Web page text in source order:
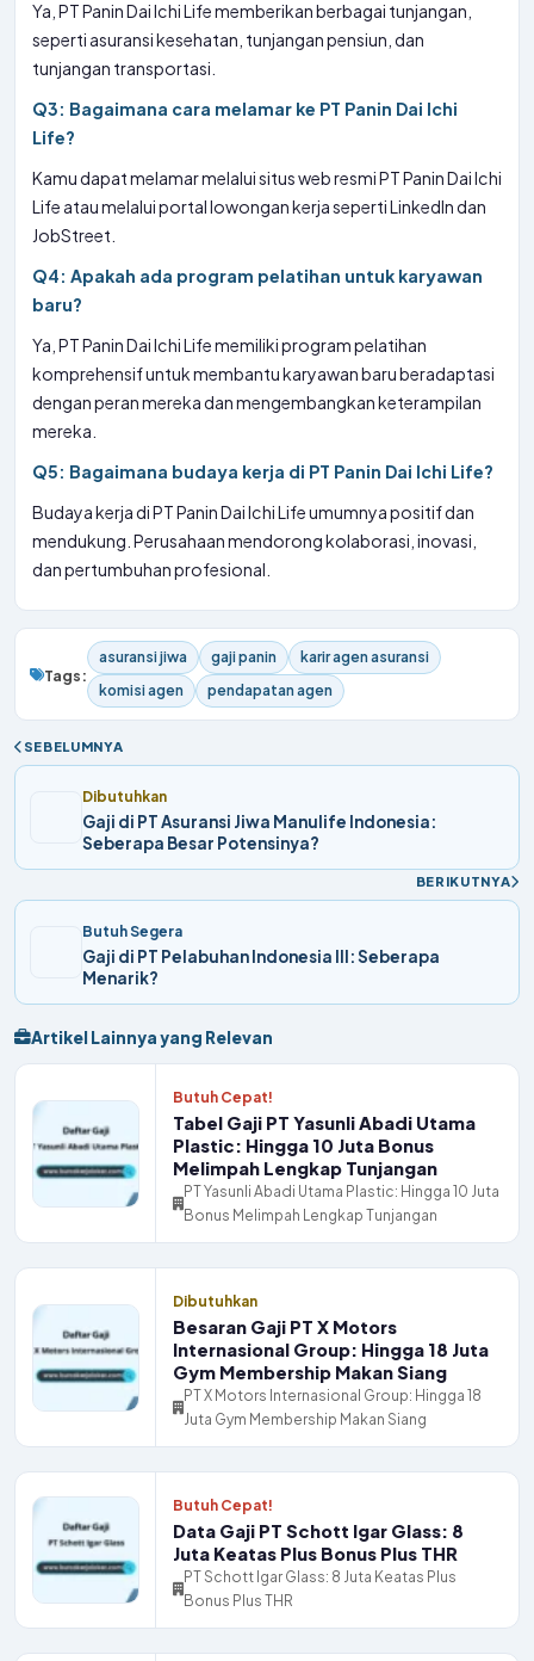
Ya, PT Panin Dai Ichi Life memberikan berbagai tunjangan,
seperti asuransi kesehatan, tunjangan pensiun, dan
tunjangan transportasi.
Q3: Bagaimana cara melamar ke PT Panin Dai Ichi
Life?
Kamu dapat melamar melalui situs web resmi PT Panin Dai Ichi
Life atau melalui portal lowongan kerja seperti LinkedIn dan
JobStreet.
Q4: Apakah ada program pelatihan untuk karyawan
baru?
Ya, PT Panin Dai Ichi Life memiliki program pelatihan
komprehensif untuk membantu karyawan baru beradaptasi
dengan peran mereka dan mengembangkan keterampilan
mereka.
Q5: Bagaimana budaya kerja di PT Panin Dai Ichi Life?
Budaya kerja di PT Panin Dai Ichi Life umumnya positif dan
mendukung. Perusahaan mendorong kolaborasi, inovasi,
dan pertumbuhan profesional.
Tags:
asuransi jiwa gaji panin
karir agen asuransi
komisi agen
pendapatan agen
SEBELUMNYA
Dibutuhkan
Gaji di PT Asuransi Jiwa Manulife Indonesia:
Seberapa Besar Potensinya?
BERIKUTNYA
Butuh Segera
Gaji di PT Pelabuhan Indonesia III: Seberapa
Menarik?
Artikel Lainnya yang Relevan
Butuh Cepat!
Tabel Gaji PT Yasunli Abadi Utama
Plastic: Hingga 10 Juta Bonus
Melimpah Lengkap Tunjangan
PT Yasunli Abadi Utama Plastic: Hingga 10 Juta
Bonus Melimpah Lengkap Tunjangan
Dibutuhkan
Besaran Gaji PT X Motors
Internasional Group: Hingga 18 Juta
Gym Membership Makan Siang
PT X Motors Internasional Group: Hingga 18
Juta Gym Membership Makan Siang
Butuh Cepat!
Data Gaji PT Schott Igar Glass: 8
Juta Keatas Plus Bonus Plus THR
PT Schott Igar Glass: 8 Juta Keatas Plus
Bonus Plus THR